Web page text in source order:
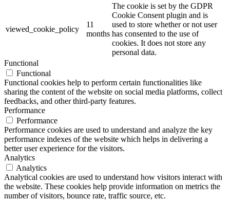
viewed_cookie_policy
11
months
The cookie is set by the GDPR
Cookie Consent plugin and is
used to store whether or not user
has consented to the use of
cookies. It does not store any
personal data.
Functional
Functional
Functional cookies help to perform certain functionalities like
sharing the content of the website on social media platforms, collect
feedbacks, and other third-party features.
Performance
Performance
Performance cookies are used to understand and analyze the key
performance indexes of the website which helps in delivering a
better user experience for the visitors.
Analytics
Analytics
Analytical cookies are used to understand how visitors interact with
the website. These cookies help provide information on metrics the
number of visitors, bounce rate, traffic source, etc.